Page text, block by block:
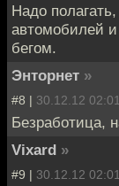
Надо
автомобилей
бегом.
Энторнет »
#8 | 30.12.12 02:01
Безработица,
Vixard »
#9 | 30.12.12 02:01